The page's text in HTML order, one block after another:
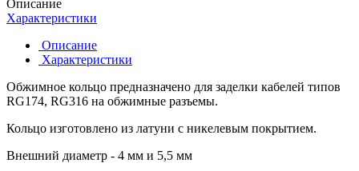
Описание
Характеристики
Описание
Характеристики
Обжимное кольцо предназначено для заделки кабелей типов
RG174, RG316 на обжимные разъемы.
Кольцо изготовлено из латуни с никелевым покрытием.
Внешний диаметр - 4 мм и 5,5 мм